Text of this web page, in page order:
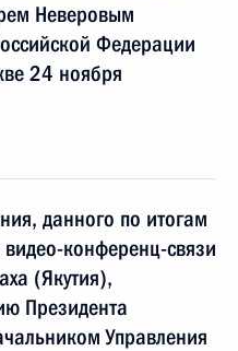
Неверовым
Федерации
24 ноября
данного по итогам
конференц-связи
(Якутия),
Президента
Управления